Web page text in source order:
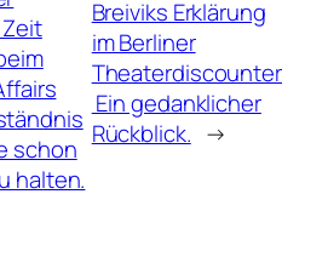
Zeit
schon
halten.
Breiviks Erklärung
im Berliner
Theaterdiscounter
 Ein gedanklicher
Rückblick. →